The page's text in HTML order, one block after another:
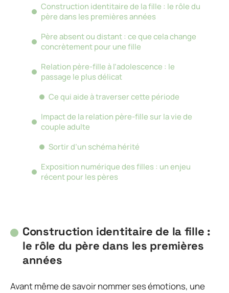
Construction identitaire de la fille : le rôle du
père dans les premières années
Père absent ou distant : ce que cela change
concrètement pour une fille
Relation père-fille à l’adolescence : le
passage le plus délicat
Ce qui aide à traverser cette période
Impact de la relation père-fille sur la vie de
couple adulte
Sortir d’un schéma hérité
Exposition numérique des filles : un enjeu
récent pour les pères
Construction identitaire de la fille :
le rôle du père dans les premières
années
Avant même de savoir nommer ses émotions, une